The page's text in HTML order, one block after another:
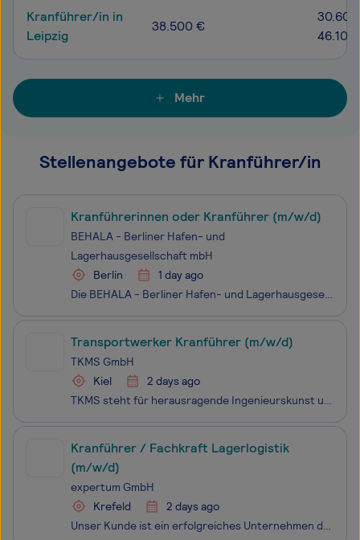
Kranführer/in in
Leipzig
38.500 €
Mehr
Stellenangebote für Kranführer/in
Kranführerinnen oder Kranführer (m/w/d)
BEHALA - Berliner Hafen- und
Lagerhausgesellschaft mbH
Berlin
1 day ago
Die BEHALA - Berliner Hafen- und Lagerhausgesellschaft mbH – leistungsstarker Logistikdienstleister in der Hauptstadt und einer der größten Binnenhäfen in Deutschland – bietet in ihren verschiedenen Hafenstandorten Dienstleistungen in den Bereichen Umschlag, Lagerung und Transport von Containern, Sc
Transportwerker Kranführer (m/w/d)
TKMS GmbH
Kiel
2 days ago
TKMS steht für herausragende Ingenieurskunst und Innovationskraft im Überwasser- und Unterwasserschiffbau. Seit mehr als 185 Jahren. Als starker Partner, dem die NATO vertraut, bauen wir 70 Prozent ihrer U-Boot-Flotte und tragen so zu Frieden und Sicherheit bei. Weltweit. Bereit mit den Besten und a
Kranführer / Fachkraft Lagerlogistik
(m/w/d)
expertum GmbH
Krefeld
2 days ago
Unser Kunde ist ein erfolgreiches Unternehmen der Stahl- und Werkstoffbranche mit Standort in Krefeld. Als zuverlässiger Partner der Industrie sorgt das Unternehmen für die Lagerung, Bearbeitung und termingerechte Bereitstellung hochwertiger Stahlprodukte. Zur Verstärkung des Teams suchen wir ab dem